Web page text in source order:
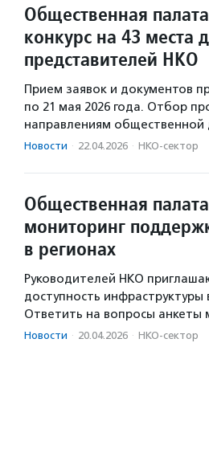
Общественная
конкурс на 43 места
представителей НКО
Прием заявок и документов
по 21 мая 2026 года. Отбор
направлениям общественной
Новости · 22.04.2026 · НКО-сектор
Общественная
мониторинг
в регионах
Руководителей НКО
доступность инфраструктуры
Ответить на вопросы анкеты
Новости · 20.04.2026 · НКО-сектор